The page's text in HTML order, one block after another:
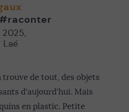
#raconter
,
trouve de tout, des objets
d'aujourd'hui. Mais
en plastic. Petite